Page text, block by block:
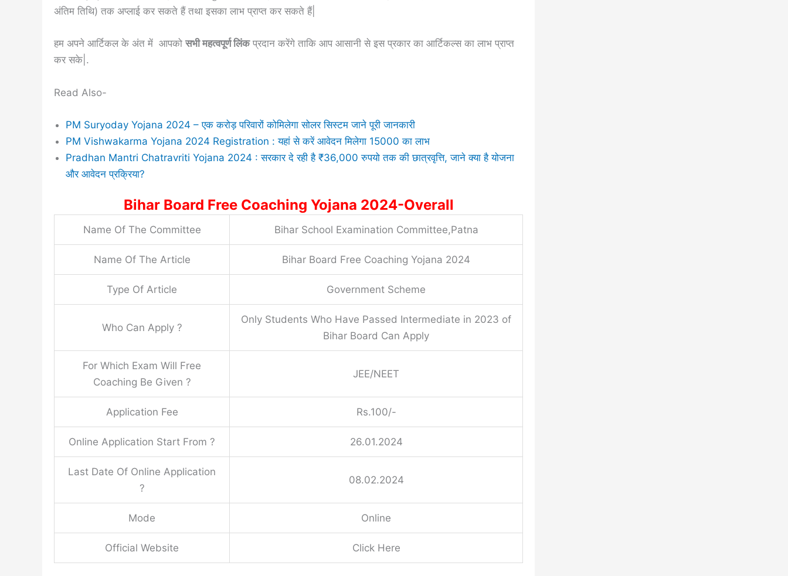
अंतिम तिथि) तक अप्लाई कर सकते हैं तथा इसका लाभ प्राप्त कर सकते हैं|
हम अपने आर्टिकल के अंत में आपको सभी महत्वपूर्ण लिंकप्रदान करेंगे ताकि आप आसानी से इस प्रकार का आर्टिकल्स का लाभ प्राप्त
कर सके|.
Read Also-
PM Suryoday Yojana 2024 – एक करोड़ परिवारों कोमिलेगा सोलर सिस्टम जाने पूरी जानकारी
PM Vishwakarma Yojana 2024 Registration : यहां से करें आवेदन मिलेगा 15000 का लाभ
Pradhan Mantri Chatravriti Yojana 2024 : सरकार दे रही है ₹36,000 रुपयो तक की छात्रवृत्ति, जाने क्या है योजना
और आवेदन प्रक्रिया?
Bihar Board Free Coaching Yojana 2024-Overall
Name Of The Committee Bihar School Examination Committee,Patna
Name Of The Article Bihar Board Free Coaching Yojana 2024
Type Of Article Government Scheme
Who Can Apply ?
Only Students Who Have Passed Intermediate in 2023 of
Bihar Board Can Apply
For Which Exam Will Free
Coaching Be Given ?
JEE/NEET
Application Fee Rs.100/-
Online Application Start From ? 26.01.2024
Last Date Of Online Application
?
08.02.2024
Mode Online
Official Website Click Here